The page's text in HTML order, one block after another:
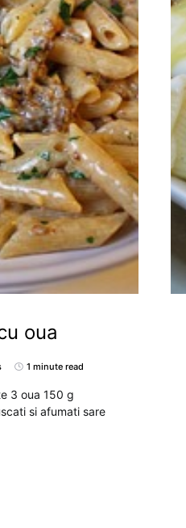
oua
1 minute read
3 oua 150 g
si afumati sare